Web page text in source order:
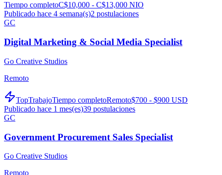
Tiempo completoC$10,000 - C$13,000 NIO
Publicado hace 4 semana(s)2 postulaciones
GC
Digital Marketing & Social Media Specialist
Go Creative Studios
Remoto
TopTrabajoTiempo completoRemoto$700 - $900 USD
Publicado hace 1 mes(es)39 postulaciones
GC
Government Procurement Sales Specialist
Go Creative Studios
Remoto